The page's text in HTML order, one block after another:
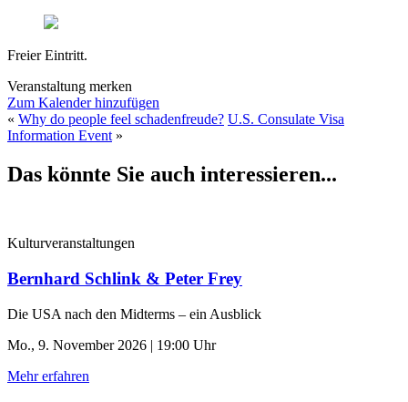
Freier Eintritt.
Veranstaltung merken
Zum Kalender hinzufügen
« Why do people feel schadenfreude? U.S. Consulate Visa
Information Event »
Das könnte Sie auch interessieren...
Kulturveranstaltungen
Bernhard Schlink & Peter Frey
Die USA nach den Midterms – ein Ausblick
Mo., 9. November 2026 | 19:00 Uhr
Mehr erfahren